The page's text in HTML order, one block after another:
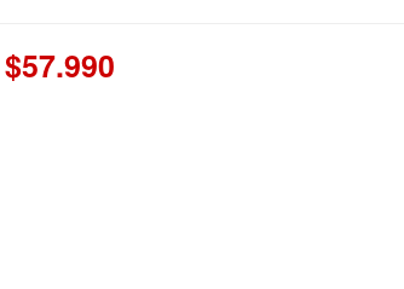
$57.990